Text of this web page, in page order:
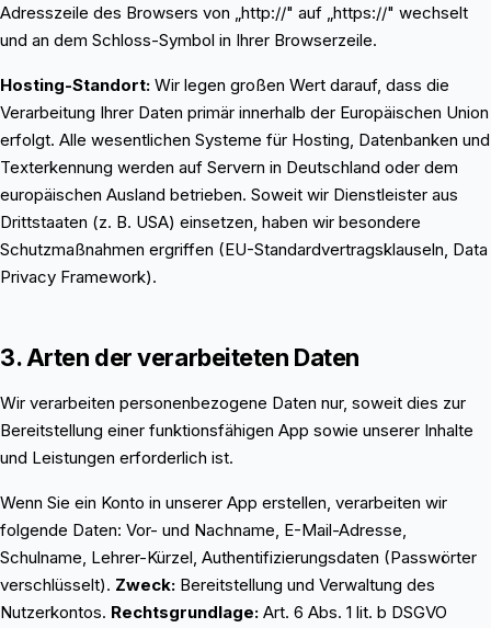
Adresszeile des Browsers von „http://" auf „https://" wechselt
und an dem Schloss-Symbol in Ihrer Browserzeile.
Hosting-Standort: Wir legen großen Wert darauf, dass die
Verarbeitung Ihrer Daten primär innerhalb der Europäischen Union
erfolgt. Alle wesentlichen Systeme für Hosting, Datenbanken und
Texterkennung werden auf Servern in Deutschland oder dem
europäischen Ausland betrieben. Soweit wir Dienstleister aus
Drittstaaten (z. B. USA) einsetzen, haben wir besondere
Schutzmaßnahmen ergriffen (EU-Standardvertragsklauseln, Data
Privacy Framework).
3. Arten der verarbeiteten Daten
Wir verarbeiten personenbezogene Daten nur, soweit dies zur
Bereitstellung einer funktionsfähigen App sowie unserer Inhalte
und Leistungen erforderlich ist.
Wenn Sie ein Konto in unserer App erstellen, verarbeiten wir
folgende Daten: Vor- und Nachname, E-Mail-Adresse,
Schulname, Lehrer-Kürzel, Authentifizierungsdaten (Passwörter
verschlüsselt). Zweck: Bereitstellung und Verwaltung des
Nutzerkontos. Rechtsgrundlage: Art. 6 Abs. 1 lit. b DSGVO